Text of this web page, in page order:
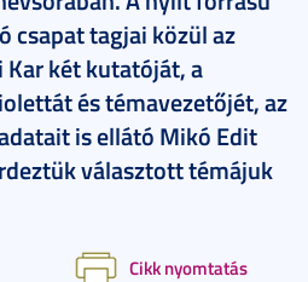
csapat tagjai közül az
Kar két kutatóját, a
és témavezetőjét, az
is ellátó Mikó Edit
választott témájuk
Cikk nyomtatás